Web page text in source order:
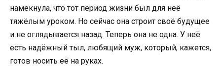
намекнула, что тот период жизни был для неё
тяжёлым уроком. Но сейчас она строит своё будущее
и не оглядывается назад. Теперь она не одна. У неё
есть надёжный тыл, любящий муж, который, кажется,
готов носить её на руках.